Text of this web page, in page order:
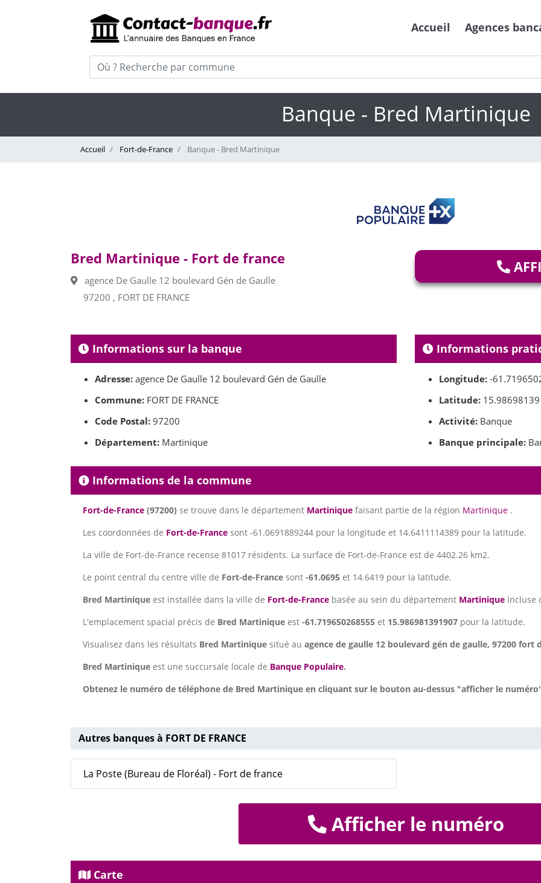
Accueil Agences
Banque - Bred Martinique
Accueil Fort-de-France Banque - Bred Martinique
Bred Martinique - Fort de france
agence De Gaulle 12 boulevard Gén de Gaulle
97200 , FORT DE FRANCE
Informations sur la banque
Adresse: agence De Gaulle 12 boulevard Gén de Gaulle
Commune: FORT DE FRANCE
Code Postal: 97200
Département: Martinique
Informations
Longitude: -
Latitude:
Activité: Banque
Banque principale:
Informations de la commune
Fort-de-France (97200) se trouve dans le département Martinique faisant partie de la région Martinique .
Les coordonnées de Fort-de-France sont -61.0691889244 pour la longitude et 14.6411114389 pour la latitude.
La ville de Fort-de-France recense 81017 résidents. La surface de Fort-de-France est de 4402.26 km2.
Le point central du centre ville de Fort-de-France sont -61.0695 et 14.6419 pour la latitude.
Bred Martinique est installée dans la ville de Fort-de-France basée au sein du département Martinique incluse
L'emplacement spacial précis de Bred Martinique est -61.719650268555 et 15.986981391907 pour la latitude.
Visualisez dans les résultats Bred Martinique situé au agence de gaulle 12 boulevard gén de gaulle, 97200 fort
Bred Martinique est une succursale locale de Banque Populaire.
Obtenez le numéro de téléphone de Bred Martinique en cliquant sur le bouton au-dessus "afficher le
Autres banques à FORT DE FRANCE
La Poste (Bureau de Floréal) - Fort de france
Afficher le numéro
Carte